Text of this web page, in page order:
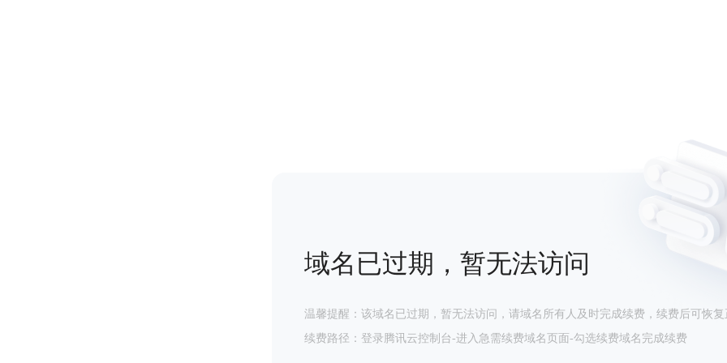
域名已过期，暂无法访问
温馨提醒：该域名已过期，暂无法访问，请域名所有人及时完成续费，续费后可恢复
续费路径：登录腾讯云控制台-进入急需续费域名页面-勾选续费域名完成续费